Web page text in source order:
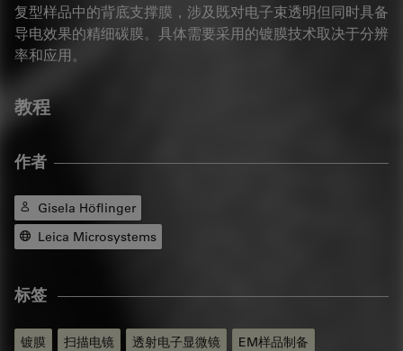
复型样品中的背底支撑膜，涉及既对电子束透明但同时具备
导电效果的精细碳膜。具体需要采用的镀膜技术取决于分辨
率和应用。
教程
作者
Gisela Höflinger
Leica Microsystems
标签
镀膜 扫描电镜 透射电子显微镜 EM样品制备